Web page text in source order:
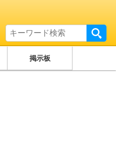
掲示板